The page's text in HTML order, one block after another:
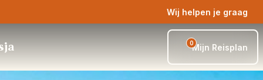
Wij helpen je graag
0Mijn Reisplan